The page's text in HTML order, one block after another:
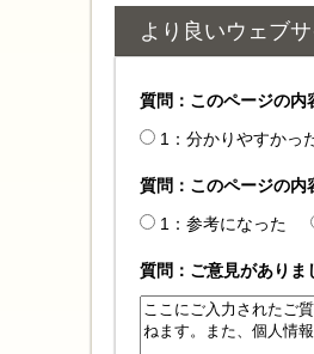
より良いウェブ
質問：このページの内
1：分かりやすかっ
質問：このページの内
1：参考になった
質問：ご意見がありま